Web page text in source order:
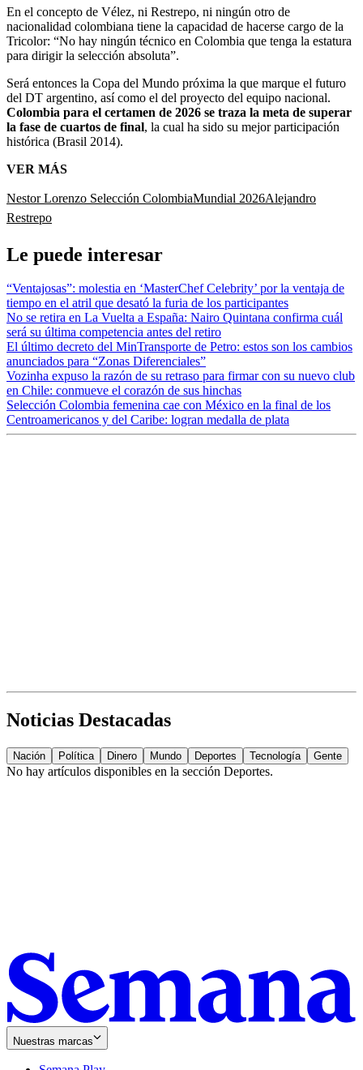
En el concepto de Vélez, ni Restrepo, ni ningún otro de
nacionalidad colombiana tiene la capacidad de hacerse cargo de la
Tricolor: “No hay ningún técnico en Colombia que tenga la estatura
para dirigir la selección absoluta”.
Será entonces la Copa del Mundo próxima la que marque el futuro
del DT argentino, así como el del proyecto del equipo nacional.
Colombia para el certamen de 2026 se traza la meta de superar
la fase de cuartos de final, la cual ha sido su mejor participación
histórica (Brasil 2014).
VER MÁS
Nestor Lorenzo Selección ColombiaMundial 2026Alejandro
Restrepo
Le puede interesar
“Ventajosas”: molestia en ‘MasterChef Celebrity’ por la ventaja de
tiempo en el atril que desató la furia de los participantes
No se retira en La Vuelta a España: Nairo Quintana confirma cuál
será su última competencia antes del retiro
El último decreto del MinTransporte de Petro: estos son los cambios
anunciados para “Zonas Diferenciales”
Vozinha expuso la razón de su retraso para firmar con su nuevo club
en Chile: conmueve el corazón de sus hinchas
Selección Colombia femenina cae con México en la final de los
Centroamericanos y del Caribe: logran medalla de plata
Noticias Destacadas
Nación Política Dinero Mundo Deportes Tecnología Gente
No hay artículos disponibles en la sección Deportes.
Nuestras marcas